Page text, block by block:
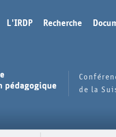
L'IRDP Recherche
de la